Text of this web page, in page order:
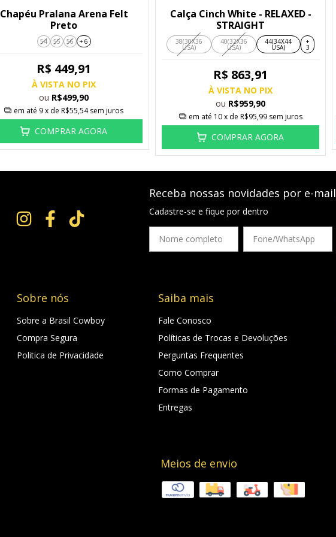
Chapéu Pralana Arena Felt
Preto
54 55 56 + 6
R$ 449,91
À VISTA NO PIX
ou R$499,90
em até 9x de R$55,54 sem juros
COMPRAR AGORA
Calça Cinch White - RELAXED -
STRAIGHT
38(30X36
USA)
40(32X36
USA)
44(34X44
USA)
+
3
R$ 863,91
À VISTA NO PIX
ou R$959,90
em até 10 x de R$95,99 sem juros
COMPRAR AGORA
Receba nossas novidades por e-mail
Cadastre-se e fique por dentro
Sobre nós
Sobre a Brasil Cowboy
Compra Segura
Politica de Privacidade
Saiba mais
Fale Conosco
Políticas de Trocas e Devoluções
Perguntas Frequentes
Como Comprar
Formas de Pagamento
Entregas
Meios de envio